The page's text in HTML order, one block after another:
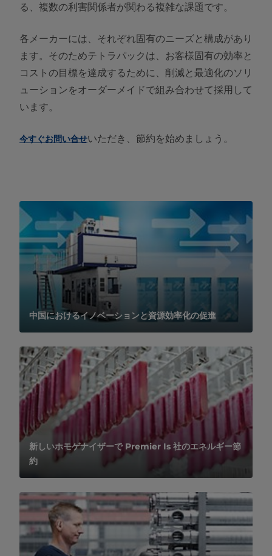
る、複数の利害関係者が関わる複雑な課題です。
各メーカーには、それぞれ固有のニーズと構成があり
ます。そのためテトラパックは、お客様固有の効率と
コストの目標を達成するために、削減と最適化のソリ
ューションをオーダーメイドで組み合わせて採用して
います。
今すぐお問い合せいただき、節約を始めましょう。
中国におけるイノベーションと資源効率化の促進
新しいホモゲナイザーで Premier Is 社のエネルギー節
約